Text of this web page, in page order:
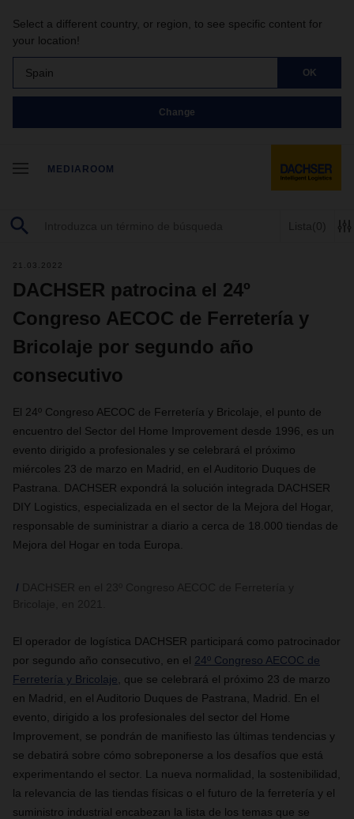
Select a different country, or region, to see specific content for
your location!
Spain OK
Change
MEDIAROOM
Lista (0)
21.03.2022
DACHSER patrocina el 24º
Congreso AECOC de Ferretería y
Bricolaje por segundo año
consecutivo
El 24º Congreso AECOC de Ferretería y Bricolaje, el punto de
encuentro del Sector del Home Improvement desde 1996, es un
evento dirigido a profesionales y se celebrará el próximo
miércoles 23 de marzo en Madrid, en el Auditorio Duques de
Pastrana. DACHSER expondrá la solución integrada DACHSER
DIY Logistics, especializada en el sector de la Mejora del Hogar,
responsable de suministrar a diario a cerca de 18.000 tiendas de
Mejora del Hogar en toda Europa.
El operador de logística DACHSER participará como patrocinador
por segundo año consecutivo, en el 24º Congreso AECOC de
Ferretería y Bricolaje , que se celebrará el próximo 23 de marzo
en Madrid, en el Auditorio Duques de Pastrana, Madrid. En el
evento, dirigido a los profesionales del sector del Home
Improvement, se pondrán de manifiesto las últimas tendencias y
se debatirá sobre cómo sobreponerse a los desafíos que está
experimentando el sector. La nueva normalidad, la sostenibilidad,
la relevancia de las tiendas físicas o el futuro de la ferretería y el
suministro industrial encabezan la lista de los temas que se